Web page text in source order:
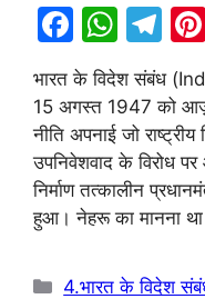
F
a
c
e
b
o
o
k
W
at
s
A
p
p
T
e
gr
a
m
भारत के विदेश संबंध
15 अगस्त 1947 को
नीति अपनाई जो
उपनिवेशवाद के विरोध
निर्माण तत्कालीन
हुआ। नेहरू का मानना
Categories
4.भारत के विदेश